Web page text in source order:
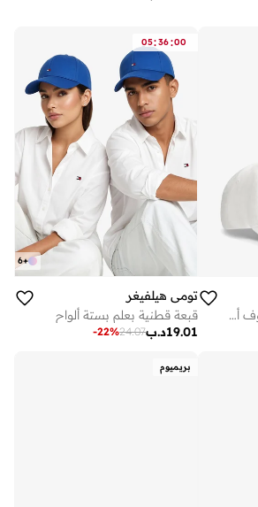
قبعة بيسبول أنيقة بحروف أولى مغسولة
05:36:00
+
6
تومي هيلفيغر
قبعة قطنية بعلم بستة ألواح
د.ب19.01
24.07
-22%
بريميوم